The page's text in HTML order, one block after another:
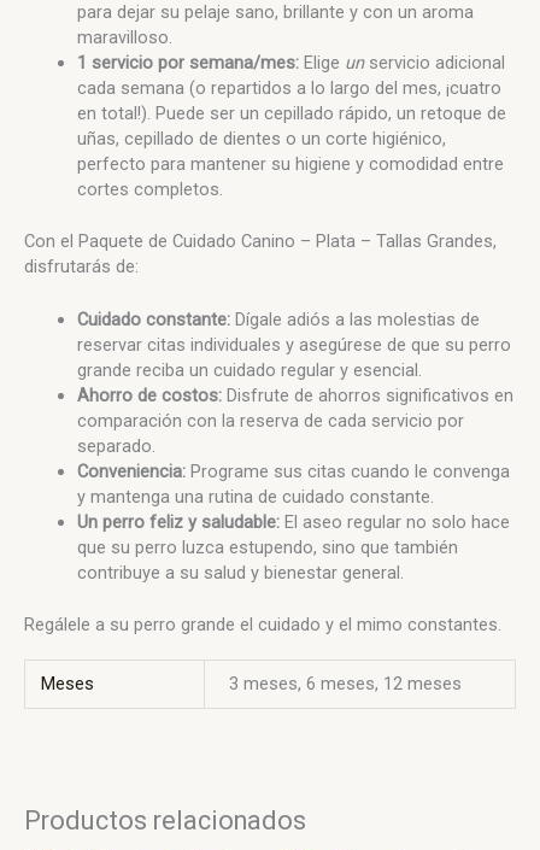
para dejar su pelaje sano, brillante y con un aroma
maravilloso.
1 servicio por semana/mes:Elige unservicio adicional
cada semana (o repartidos a lo largo del mes, ¡cuatro
en total!). Puede ser un cepillado rápido, un retoque de
uñas, cepillado de dientes o un corte higiénico,
perfecto para mantener su higiene y comodidad entre
cortes completos.
Con el Paquete de Cuidado Canino – Plata – Tallas Grandes,
disfrutarás de:
Cuidado constante:Dígale adiós a las molestias de
reservar citas individuales y asegúrese de que su perro
grande reciba un cuidado regular y esencial.
Ahorro de costos:Disfrute de ahorros significativos en
comparación con la reserva de cada servicio por
separado.
Conveniencia:Programe sus citas cuando le convenga
y mantenga una rutina de cuidado constante.
Un perro feliz y saludable:El aseo regular no solo hace
que su perro luzca estupendo, sino que también
contribuye a su salud y bienestar general.
Regálele a su perro grande el cuidado y el mimo constantes.
Meses 3 meses, 6 meses, 12 meses
Productos relacionados